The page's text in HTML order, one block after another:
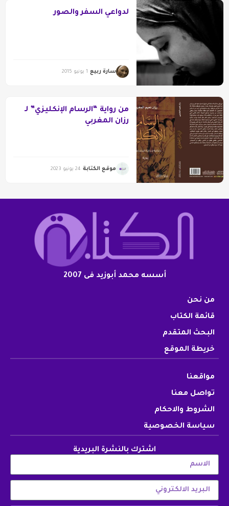
لدواعي السفر والصور
سارة ربيع 1 يونيو 2015
من رواية “الرسام الإنكليزي” لـ
رزان المغربي
موقع الكتابة 24 يونيو 2023
أسسه محمد أبوزيد فى 2007
من نحن
قائمة الكتاب
البحث المتقدم
خريطة الموقع
مواقعنا
تواصل معنا
الشروط والاحكام
سياسة الخصوصية
اشترك بالنشرة البريدية